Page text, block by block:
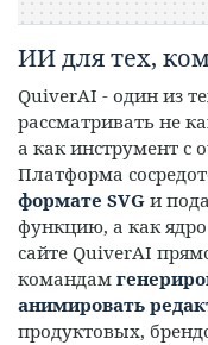
ИИ для тех,
QuiverAI - один из
рассматривать не
а как инструмент с
Платформа
формате SVG и
функцию, а как
сайте QuiverAI
командам
анимировать
продуктовых,